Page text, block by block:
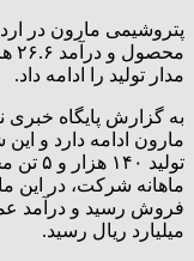
مدار تولید را ادامه داد.
به گزارش پایگاه خبری
میلیارد ریال رسید.